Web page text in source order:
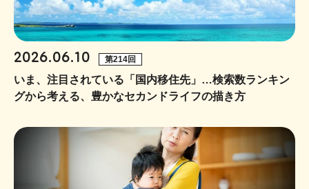
2026.06.10 第214回
いま、注目されている「国内移住先」…検索数ランキン
グから考える、豊かなセカンドライフの描き方